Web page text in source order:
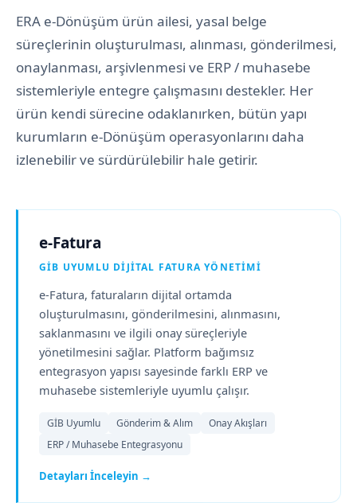
ERA e-Dönüşüm ürün ailesi, yasal belge
süreçlerinin oluşturulması, alınması, gönderilmesi,
onaylanması, arşivlenmesi ve ERP / muhasebe
sistemleriyle entegre çalışmasını destekler. Her
ürün kendi sürecine odaklanırken, bütün yapı
kurumların e-Dönüşüm operasyonlarını daha
izlenebilir ve sürdürülebilir hale getirir.
e-Fatura
GİB UYUMLU DIJITAL FATURA YÖNETIMI
e-Fatura, faturaların dijital ortamda
oluşturulmasını, gönderilmesini, alınmasını,
saklanmasını ve ilgili onay süreçleriyle
yönetilmesini sağlar. Platform bağımsız
entegrasyon yapısı sayesinde farklı ERP ve
muhasebe sistemleriyle uyumlu çalışır.
GİB Uyumlu Gönderim & Alım
Onay Akışları
ERP / Muhasebe Entegrasyonu
Detayları İnceleyin →